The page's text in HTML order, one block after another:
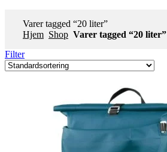
Varer tagged “20 liter”
Hjem Shop Varer tagged “20 liter”
Filter